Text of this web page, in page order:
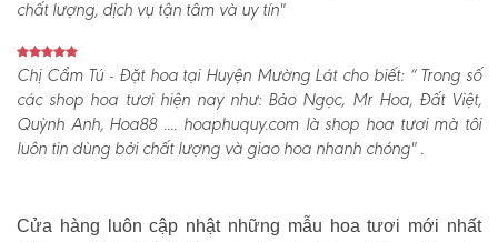
chất lượng, dịch vụ tận tâm và uy tín"
Chị Cẩm Tú - Đặt hoa tại Huyện Mường Lát cho biết:“ Trong số
các shop hoa tươi hiện nay như: Bảo Ngọc, Mr Hoa, Đất Việt,
Quỳnh Anh, Hoa88 .... hoaphuquy.com là shop hoa tươi mà tôi
luôn tin dùng bởi chất lượng và giao hoa nhanh chóng" .
Cửa hàng luôn cập nhật những mẫu hoa tươi mới nhất